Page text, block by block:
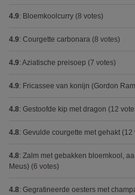
4.9: Bloemkoolcurry (8 votes)
4.9: Courgette carbonara (8 votes)
4.9: Aziatische preisoep (7 votes)
4.9: Fricassee van konijn (Gordon
4.8: Gestoofde kip met dragon (12
4.8: Gevulde courgette met gehakt (12
4.8: Zalm met gebakken bloemkool,
Meus) (6 votes)
4.8: Gegratineerde oesters met